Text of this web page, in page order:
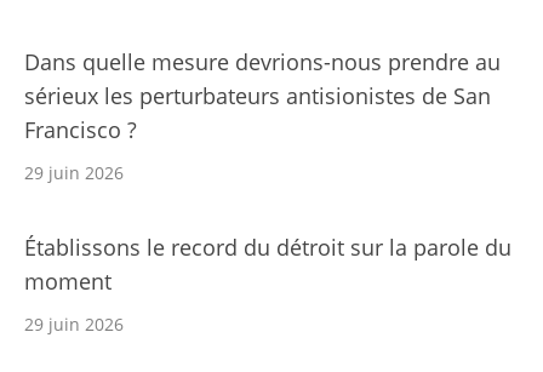
Dans quelle mesure devrions-nous prendre au
sérieux les perturbateurs antisionistes de San
Francisco ?
29 juin 2026
Établissons le record du détroit sur la parole du
moment
29 juin 2026